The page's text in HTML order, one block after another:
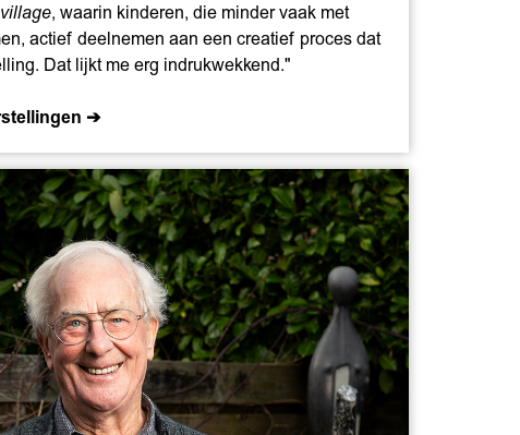
, waarin kinderen, die minder vaak met
actief deelnemen aan een creatief proces dat
Dat lijkt me erg indrukwekkend."
➔